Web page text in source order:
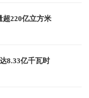
超220亿立方米
8.33亿千瓦时